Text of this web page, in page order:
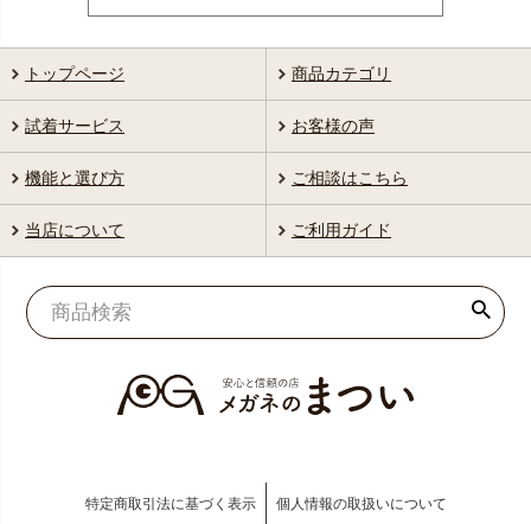
トップページ 商品カテゴリ
試着サービス お客様の声
機能と選び方 ご相談はこちら
当店について ご利用ガイド
特定商取引法に基づく表示 個人情報の取扱いについて